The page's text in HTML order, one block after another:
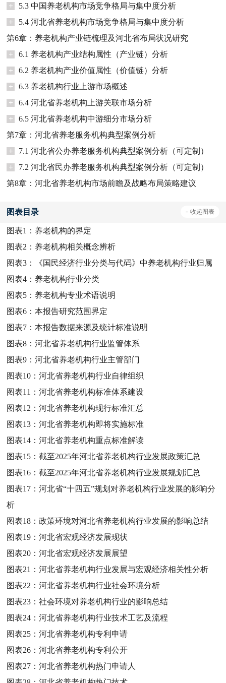
+
5.3 中国养老机构市场竞争格局与集中度分析
+
5.4 河北省养老机构市场竞争格局与集中度分析
第6章：养老机构产业链梳理及河北省布局状况研究
+
6.1 养老机构产业结构属性（产业链）分析
+
6.2 养老机构产业价值属性（价值链）分析
+
6.3 养老机构行业上游市场概述
+
6.4 河北省养老机构上游关联市场分析
+
6.5 河北省养老机构中游细分市场分析
第7章：河北省养老服务机构典型案例分析
+
7.1 河北省公办养老服务机构典型案例分析（可定制）
+
7.2 河北省民办养老服务机构典型案例分析（可定制）
第8章：河北省养老机构市场前瞻及战略布局策略建议
图表目录 - 收起图表
图表1： 养老机构的界定
图表2： 养老机构相关概念辨析
图表3：
《国民经济行业分类与代码》中养老机构行业归属
图表4： 养老机构行业分类
图表5： 养老机构专业术语说明
图表6：本报告研究范围界定
图表7：本报告数据来源及统计标准说明
图表8：河北省养老机构行业监管体系
图表9：河北省养老机构行业主管部门
图表10：河北省养老机构行业自律组织
图表11：河北省养老机构标准体系建设
图表12：河北省养老机构现行标准汇总
图表13：河北省养老机构即将实施标准
图表14：河北省养老机构重点标准解读
图表15：截至2025年河北省养老机构行业发展政策汇总
图表16：截至2025年河北省养老机构行业发展规划汇总
图表17：河北省“十四五”规划对养老机构行业发展的影响分
析
图表18：政策环境对河北省养老机构行业发展的影响总结
图表19：河北省宏观经济发展现状
图表20：河北省宏观经济发展展望
图表21：河北省养老机构行业发展与宏观经济相关性分析
图表22：河北省养老机构行业社会环境分析
图表23：社会环境对养老机构行业的影响总结
图表24：河北省养老机构行业技术工艺及流程
图表25：河北省养老机构专利申请
图表26：河北省养老机构专利公开
图表27：河北省养老机构热门申请人